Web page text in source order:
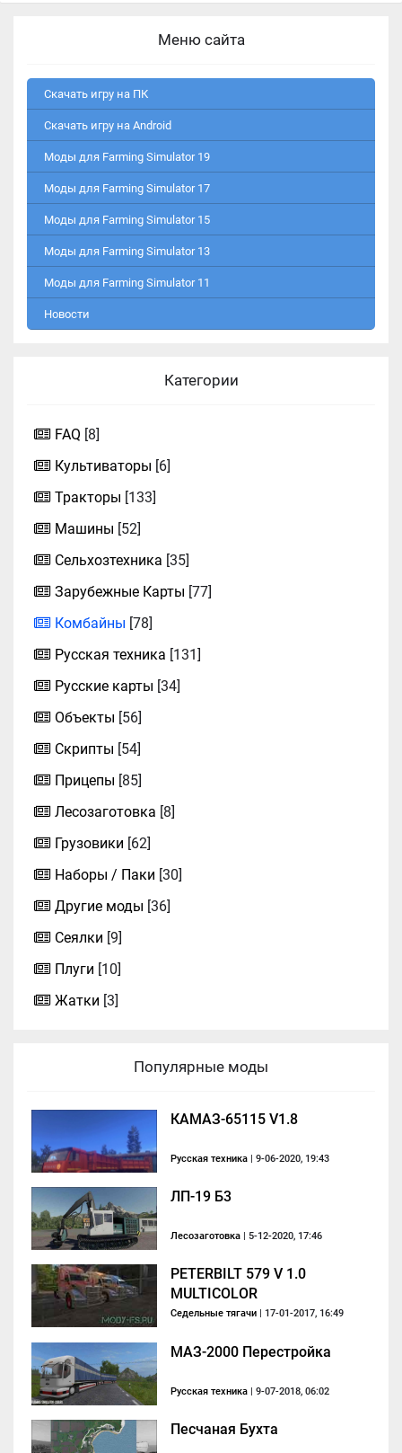
Меню сайта
Скачать игру на ПК
Скачать игру на Android
Моды для Farming Simulator 19
Моды для Farming Simulator 17
Моды для Farming Simulator 15
Моды для Farming Simulator 13
Моды для Farming Simulator 11
Новости
Категории
FAQ [8]
Культиваторы [6]
Тракторы [133]
Машины [52]
Сельхозтехника [35]
Зарубежные Карты [77]
Комбайны [78]
Русская техника [131]
Русские карты [34]
Объекты [56]
Скрипты [54]
Прицепы [85]
Лесозаготовка [8]
Грузовики [62]
Наборы / Паки [30]
Другие моды [36]
Сеялки [9]
Плуги [10]
Жатки [3]
Популярные моды
КАМАЗ-65115 V1.8
Русская техника | 9-06-2020, 19:43
ЛП-19 Б3
Лесозаготовка | 5-12-2020, 17:46
PETERBILT 579 V 1.0
MULTICOLOR
Седельные тягачи | 17-01-2017, 16:49
МАЗ-2000 Перестройка
Русская техника | 9-07-2018, 06:02
Песчаная Бухта